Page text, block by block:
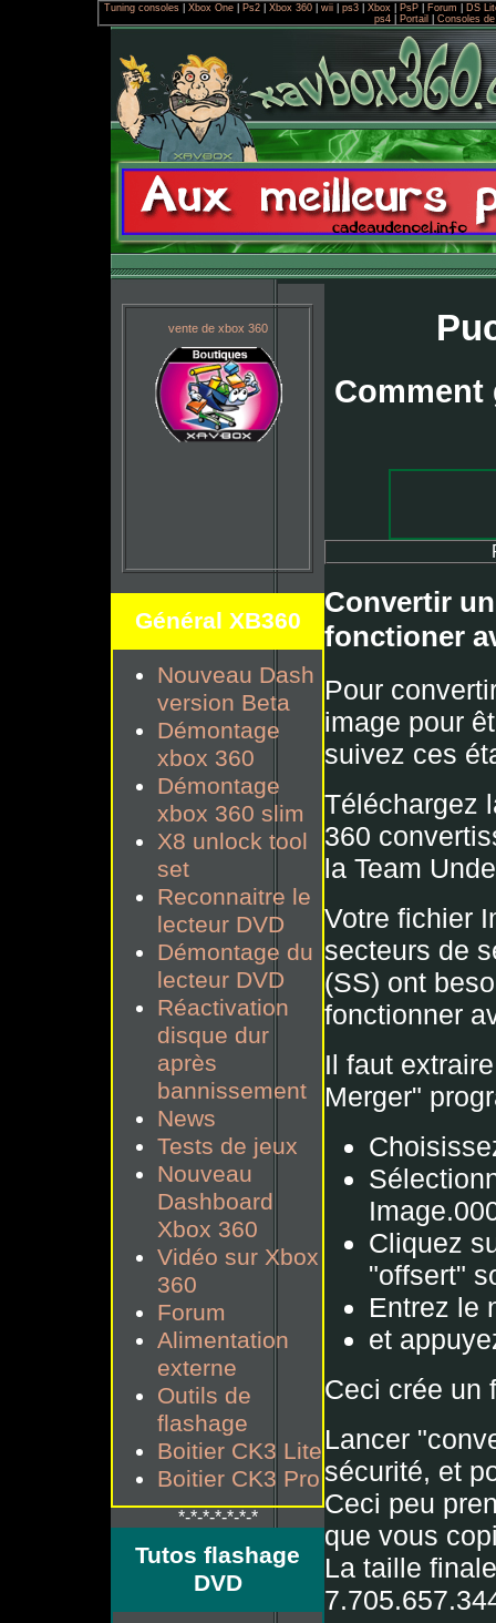
Tuning consoles| Xbox One| Ps2| Xbox 360| wii| ps3| Xbox| PsP| Forum
DS
ps4
Portail Consoles
vente de xbox 360
Général XB360
Nouveau Dash
version Beta
Démontage
xbox 360
Démontage
xbox 360 slim
X8 unlock tool
set
Reconnaitre le
lecteur DVD
Démontage du
lecteur DVD
Réactivation
disque dur
après
bannissement
News
Tests de jeux
Nouveau
Dashboard
Xbox 360
Vidéo sur Xbox
360
Forum
Alimentation
externe
Outils de
flashage
Boitier CK3 Lite
Boitier CK3 Pro
*-*-*-*-*-*-*
Tutos flashage
DVD
Comment
Convertir
fonctioner
Pour
image pour
suivez ces
Téléchargez
360
la Team
Votre fichier
secteurs de
(SS) ont
fonctionner
Il faut
Merger"
Cliquez
"offsert"
Entrez le
et
Ceci crée un
Lancer
sécurité, et
Ceci peu
que vous
La taille